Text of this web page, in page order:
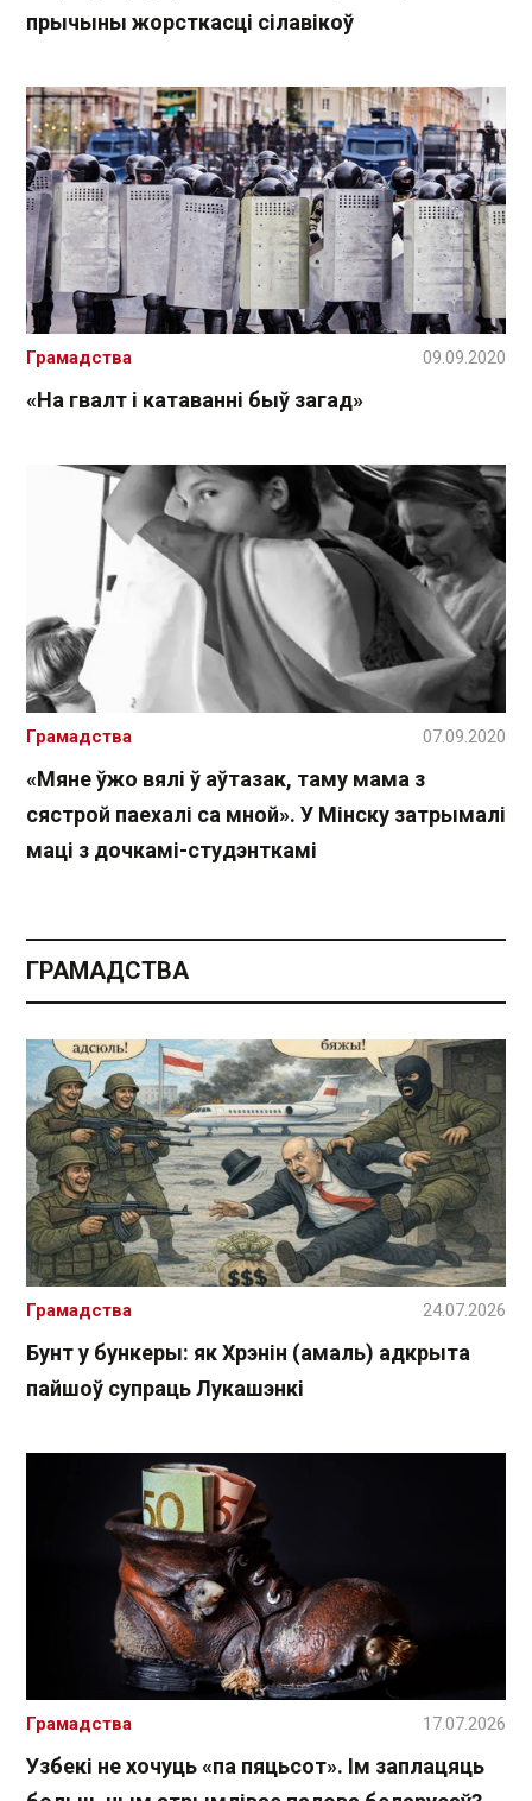
прычыны жорсткасці сілавікоў
«На гвалт і катаванні быў загад»
Грамадства 09.09.2020
«Мяне ўжо вялі ў аўтазак, таму мама з
сястрой паехалі са мной». У Мінску затрымалі
маці з дочкамі-студэнткамі
Грамадства 07.09.2020
ГРАМАДСТВА
Бунт у бункеры: як Хрэнін (амаль) адкрыта
пайшоў супраць Лукашэнкі
Грамадства 24.07.2026
Узбекі не хочуць «па пяцьсот». Ім заплацяць
Грамадства 17.07.2026